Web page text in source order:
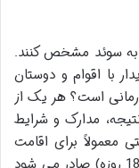
به سوئد مشخص کنند.
با اقوام و دوستان
است؟ هر یک از
مدارک و شرایط
معمولاً برای اقامت